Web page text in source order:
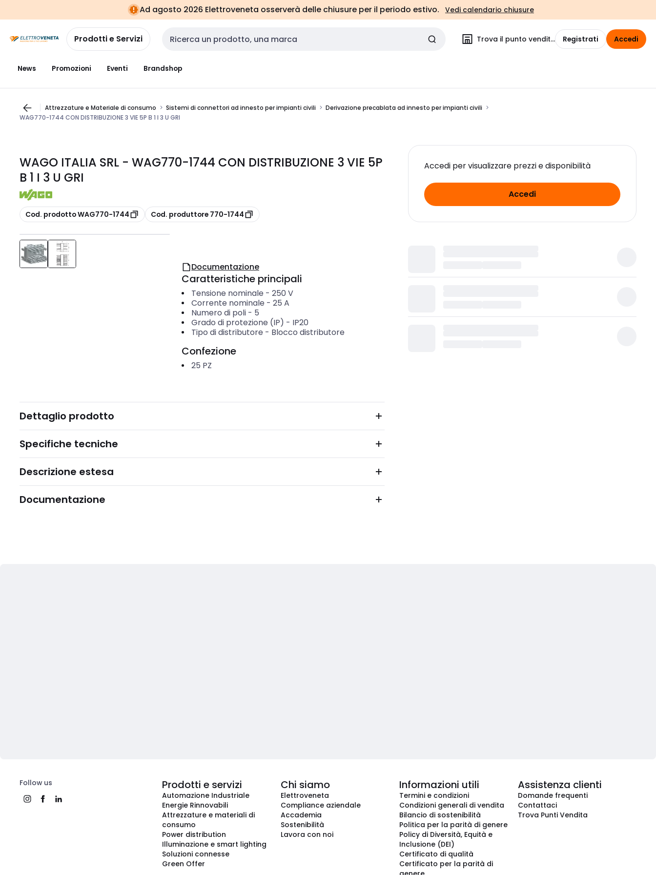
navigazionealla
pagina
Ad agosto 2026 Elettroveneta osserverà delle chiusure per il periodo estivo. Vedi calendario chiusure
Prodotti e Servizi Cerca input Trova il punto vendita Registrati Accedi
News Promozioni Eventi Brandshop
Attrezzature e Materiale di consumo Sistemi di connettori ad innesto per impianti civili
Derivazione precablata ad innesto per impianti civili
WAG770-1744 CON DISTRIBUZIONE 3 VIE 5P B 1 I 3 U GRI
WAGO ITALIA SRL - WAG770-1744 CON DISTRIBUZIONE 3 VIE 5P
B 1 I 3 U GRI
copia
Cod. prodotto WAG770-1744 copia
Cod. produttore 770-1744
Accedi per visualizzare prezzi e disponibilità
Accedi
Documentazione
Caratteristiche principali
Tensione nominale - 250 V
Corrente nominale - 25 A
Numero di poli- 5
Grado di protezione (IP) - IP20
Tipo di distributore - Blocco distributore
Confezione
25 PZ
Dettaglio prodotto
Specifiche tecniche
Descrizione estesa
Documentazione
Follow us Prodotti e servizi
Automazione Industriale
Energie Rinnovabili
Attrezzature e materiali di
consumo
Power distribution
Illuminazione e smart lighting
Soluzioni connesse
Green Offer
Chi siamo
Elettroveneta
Compliance aziendale
Accademia
Sostenibilità
Lavora con noi
Informazioni utili
Termini e condizioni
Condizioni generali di vendita
Bilancio di sostenibilità
Politica per la parità di genere
Policy di Diversità, Equità e
Inclusione (DEI)
Certificato di qualità
Certificato per la parità di
Assistenza clienti
Domande frequenti
Contattaci
Trova Punti Vendita